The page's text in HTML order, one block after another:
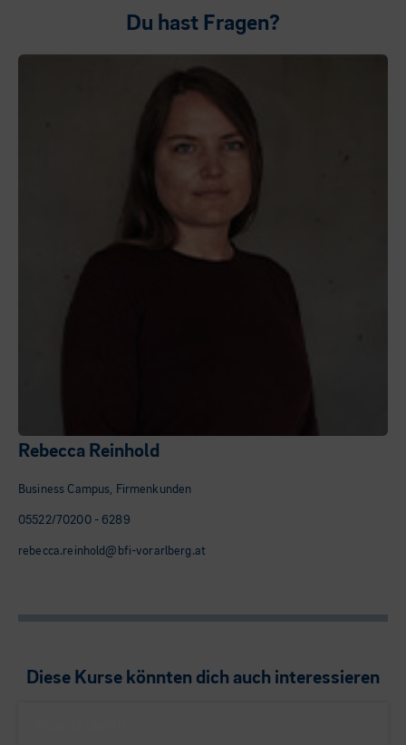
Du hast Fragen?
Rebecca Reinhold
Business Campus, Firmenkunden
05522/70200 - 6289
rebecca.reinhold@bfi-vorarlberg.at
Diese Kurse könnten dich auch interessieren